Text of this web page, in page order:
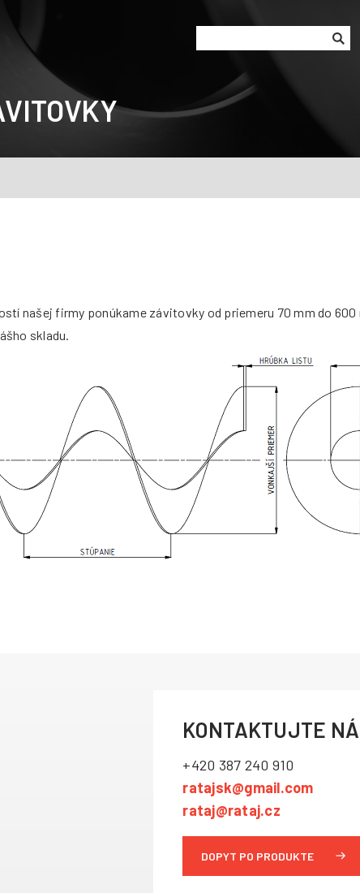
našej firmy ponúkame závitovky od priemeru 70 mm do
skladu.
KONTAKTUJTE
+420 387 240 910
ratajsk@gmail.com
rataj@rataj.cz
DOPYT PO PRODUKTE